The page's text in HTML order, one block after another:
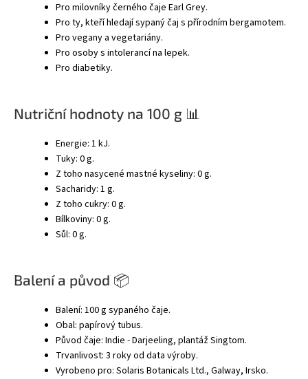
Pro milovníky černého čaje Earl Grey.
Pro ty, kteří hledají sypaný čaj s přírodním bergamotem.
Pro vegany a vegetariány.
Pro osoby s intolerancí na lepek.
Pro diabetiky.
Nutriční hodnoty na 100 g 📊
Energie: 1 kJ.
Tuky: 0 g.
Z toho nasycené mastné kyseliny: 0 g.
Sacharidy: 1 g.
Z toho cukry: 0 g.
Bílkoviny: 0 g.
Sůl: 0 g.
Balení a původ 📦
Balení: 100 g sypaného čaje.
Obal: papírový tubus.
Původ čaje: Indie - Darjeeling, plantáž Singtom.
Trvanlivost: 3 roky od data výroby.
Vyrobeno pro: Solaris Botanicals Ltd., Galway, Irsko.